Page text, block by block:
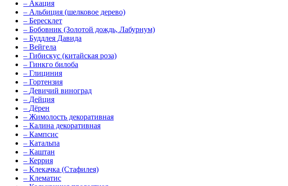
– Акация
– Альбиция (шелковое дерево)
– Бересклет
– Бобовник (Золотой дождь, Лабурнум)
– Буддлея Давида
– Вейгела
– Гибискус (китайская роза)
– Гинкго билоба
– Глициния
– Гортензия
– Девичий виноград
– Дейция
– Дёрен
– Жимолость декоративная
– Калина декоративная
– Кампсис
– Катальпа
– Каштан
– Керрия
– Клекачка (Стафилея)
– Клематис